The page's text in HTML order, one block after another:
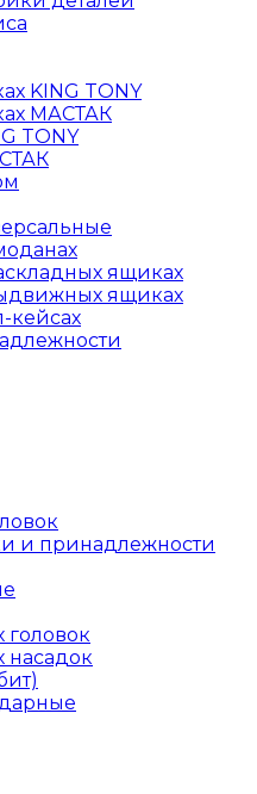
KING TONY
МАСТАК
TONY
ящиках
ящиках
кейсах
и принадлежности
насадок